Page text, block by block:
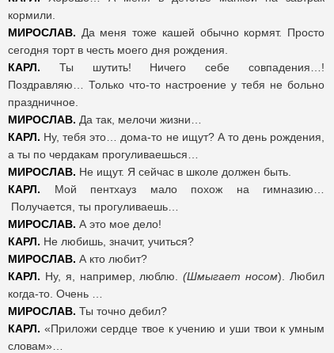
кормили.
МИРОСЛАВ. Да меня тоже кашей обычно кормят. Просто
сегодня торт в честь моего дня рождения.
КАРЛ. Ты шутить! Ничего себе совпадения…!
Поздравляю… Только что-то настроение у тебя не больно
праздничное.
МИРОСЛАВ. Да так, мелочи жизни…
КАРЛ. Ну, тебя это… дома-то не ищут? А то день рождения,
а ты по чердакам прогуливаешься…
МИРОСЛАВ. Не ищут. Я сейчас в школе должен быть.
КАРЛ. Мой пентхауз мало похож на гимназию…
Получается, ты прогуливаешь…
МИРОСЛАВ. А это мое дело!
КАРЛ. Не любишь, значит, учиться?
МИРОСЛАВ. А кто любит?
КАРЛ. Ну, я, например, люблю.(Шмыгает носом). Любил
когда-то. Очень …
МИРОСЛАВ. Ты точно дебил?
КАРЛ. «Приложи сердце твое к учению и уши твои к умным
словам»…